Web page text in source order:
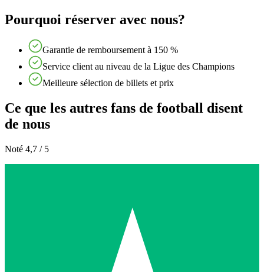
Pourquoi réserver avec nous?
Garantie de remboursement à 150 %
Service client au niveau de la Ligue des Champions
Meilleure sélection de billets et prix
Ce que les autres fans de football disent
de nous
Noté 4,7 / 5